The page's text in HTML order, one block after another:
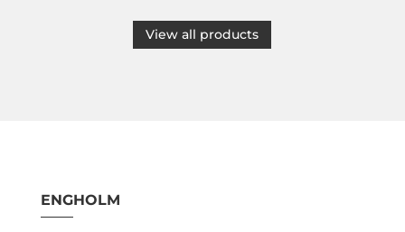
View all products
ENGHOLM